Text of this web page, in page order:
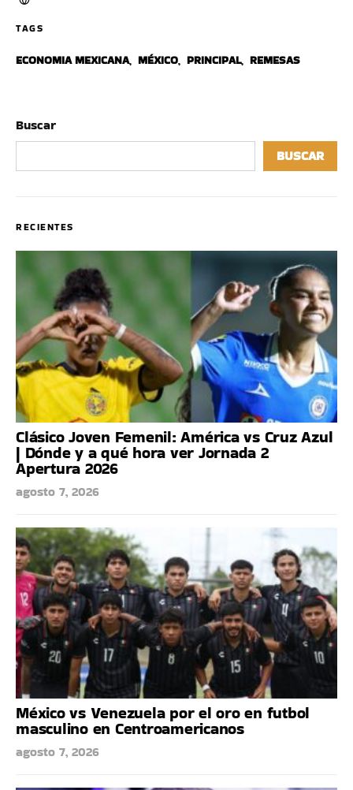
TAGS
ECONOMIA MEXICANA, MÉXICO, PRINCIPAL, REMESAS
Buscar
BUSCAR
RECIENTES
Clásico Joven Femenil: América vs Cruz Azul
| Dónde y a qué hora ver Jornada 2
Apertura 2026
agosto 7, 2026
México vs Venezuela por el oro en futbol
masculino en Centroamericanos
agosto 7, 2026